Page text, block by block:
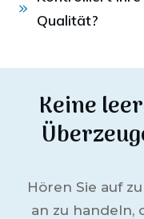
Qualität?
Keine
Hören Sie auf
an zu handeln,